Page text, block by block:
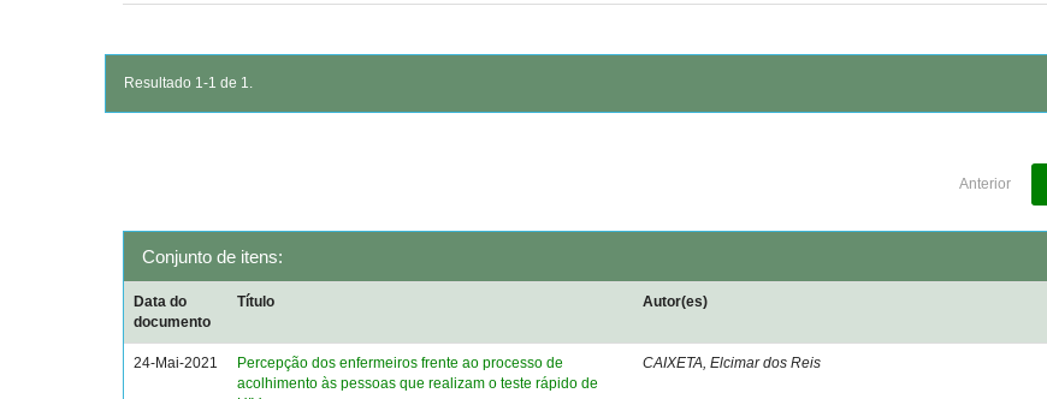
Resultado 1-1 de 1.
Anterior
Conjunto de itens:
Data do
documento
Título Autor(es)
24-Mai-2021
Percepção dos enfermeiros frente ao processo de
acolhimento às pessoas que realizam o teste rápido de
CAIXETA, Elcimar dos Reis